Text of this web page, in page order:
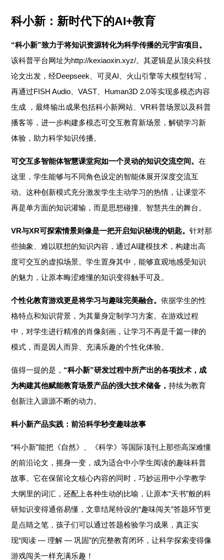
科小新：新时代下的AI+教育
“科小新”致力于将知识资源转化为科学传播的元宇宙项目。
该科普平台网址为http://kexiaoxin.xyz/。其逻辑是从顶尖科技
论文出发，经Deepseek、可灵AI、火山引擎等大模型转写，
再通过FISH Audio、VAST、Human3D 2.0等实现多模态内容
生成 ，最终输出成果包括科小新网站、VR科普场景以及科普
播客等，进一步构建多模态可交互教育新场景，解锁学习新
体验，助力科学知识传播。
可交互多智能体智慧课堂宛如一个灵动的知识交流空间。在
这里，学生能够与不同角色设定的智能体展开深度交流互
动。这种创新模式充分激发学生主动学习的热情，让课堂不
再是单方面的知识灌输，而是思想碰撞、智慧共生的舞台。
VR与XR可探索情景则像是一把开启知识秘境的钥匙。针对那
些抽象、难以联想的知识内容，通过AI建模技术，构建出高
度可交互的虚拟场景。学生置身其中，能够直观地感受知识
的魅力，让原本晦涩难懂的知识变得触手可及。
个性化教育游戏更是将学习与趣味完美融合。依据学生的性
格特点和知识背景，为其量身定制学习方案。在游戏过程
中，对学生进行精准的肖像刻画，让学习不再是千篇一律的
模式，而是因人而异、充满乐趣的个性化体验。
值得一提的是， “科小新”研发过程中所产出的各项技术，成
为构建其他赋能教育场景产品的强大技术储备，持续为教育
创新注入源源不断的动力。
科小新产品实践：前沿科学秒变趣味故事
“科小新”能把《自然》、《科学》等国际顶刊上那些高深难懂
的前沿论文，摇身一变，成为适合中小学生阅读的趣味科普
故事。它在保留论文核心内容的同时，巧妙运用中小学教学
大纲里的词汇，还配上各种生动的比喻，让原本“天书”般的科
研知识变得通俗易懂，文章结尾特设的“趣味闯关”答题环节更
是点睛之笔，孩子们可以通过答题检验学习成果，真正实
现“阅读 — 理解 — 巩固”的完整教育闭环，让科学探索变得像
游戏闯关一样充满乐趣！